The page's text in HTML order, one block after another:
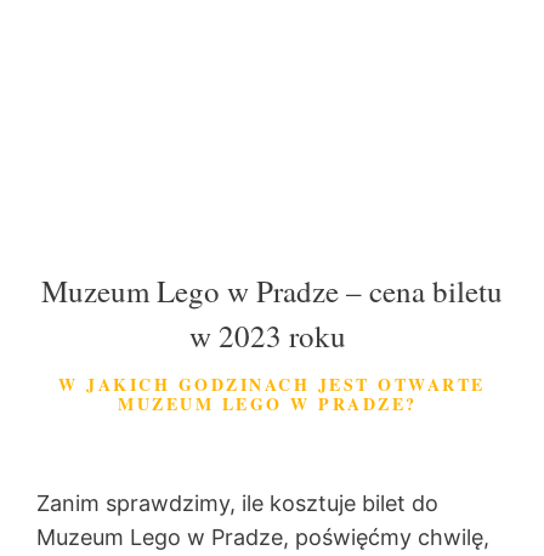
Muzeum Lego w Pradze – cena biletu
w 2023 roku
W JAKICH GODZINACH JEST OTWARTE
MUZEUM LEGO W PRADZE?
Zanim sprawdzimy, ile kosztuje bilet do
Muzeum Lego w Pradze, poświęćmy chwilę,